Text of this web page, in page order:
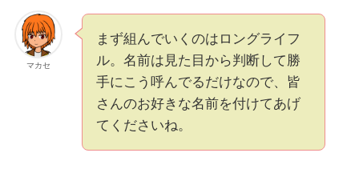
マカセ
まず組んでいくのはロングライフ
ル。名前は見た目から判断して勝
手にこう呼んでるだけなので、皆
さんのお好きな名前を付けてあげ
てくださいね。